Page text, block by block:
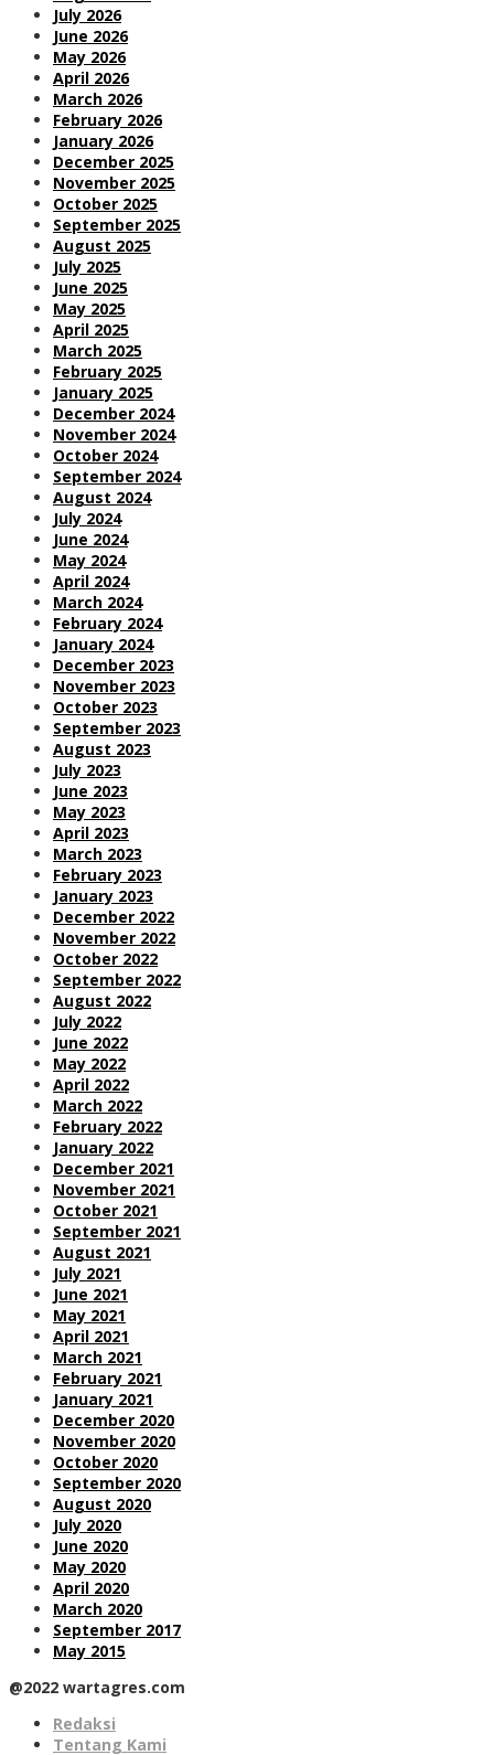
July 2026
June 2026
May 2026
April 2026
March 2026
February 2026
January 2026
December 2025
November 2025
October 2025
September 2025
August 2025
July 2025
June 2025
May 2025
April 2025
March 2025
February 2025
January 2025
December 2024
November 2024
October 2024
September 2024
August 2024
July 2024
June 2024
May 2024
April 2024
March 2024
February 2024
January 2024
December 2023
November 2023
October 2023
September 2023
August 2023
July 2023
June 2023
May 2023
April 2023
March 2023
February 2023
January 2023
December 2022
November 2022
October 2022
September 2022
August 2022
July 2022
June 2022
May 2022
April 2022
March 2022
February 2022
January 2022
December 2021
November 2021
October 2021
September 2021
August 2021
July 2021
June 2021
May 2021
April 2021
March 2021
February 2021
January 2021
December 2020
November 2020
October 2020
September 2020
August 2020
July 2020
June 2020
May 2020
April 2020
March 2020
September 2017
May 2015
@2022 wartagres.com
Redaksi
Tentang Kami